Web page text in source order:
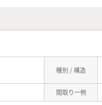
種別 / 構造
間取り一例